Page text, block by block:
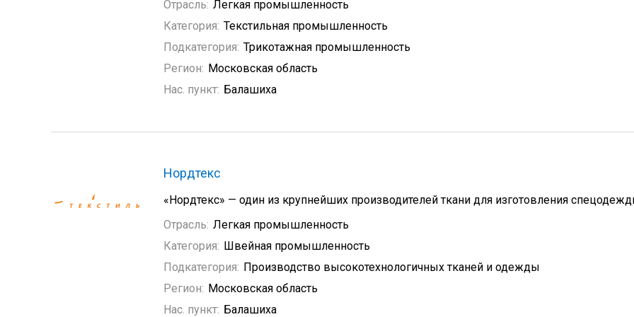
Отрасль: Легкая промышленность
Категория: Текстильная промышленность
Подкатегория: Трикотажная промышленность
Регион: Московская область
Нас. пункт: Балашиха
Нордтекс
«Нордтекс» — один из крупнейших производителей ткани для изготовления
Отрасль: Легкая промышленность
Категория: Швейная промышленность
Подкатегория: Производство высокотехнологичных тканей и одежды
Регион: Московская область
Нас. пункт: Балашиха